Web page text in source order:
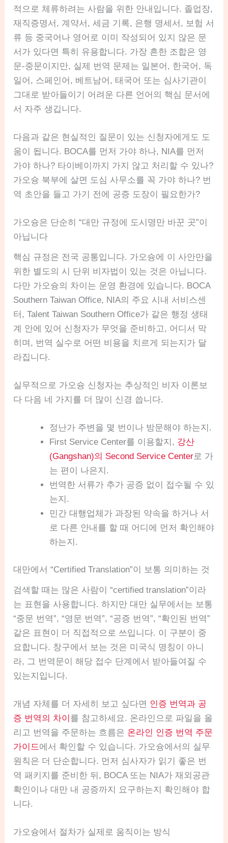
적으로 체류하려는 사람을 위한 안내입니다. 졸업장,
재직증명서, 계약서, 세금 기록, 은행 명세서, 보험 서
류 등 중국어나 영어로 이미 작성되어 있지 않은 문
서가 있다면 특히 유용합니다. 가장 흔한 조합은 영
문-중문이지만, 실제 번역 문제는 일본어, 한국어, 독
일어, 스페인어, 베트남어, 태국어 또는 심사기관이
그대로 받아들이기 어려운 다른 언어의 핵심 문서에
서 자주 생깁니다.
다음과 같은 현실적인 질문이 있는 신청자에게도 도
움이 됩니다. BOCA를 먼저 가야 하나, NIA를 먼저
가야 하나? 타이베이까지 가지 않고 처리할 수 있나?
가오슝 북부에 살면 도심 사무소를 꼭 가야 하나? 번
역 초안을 들고 가기 전에 공증 도장이 필요한가?
가오슝은 단순히 “대만 규정에 도시명만 바꾼 곳”이
아닙니다
핵심 규정은 전국 공통입니다. 가오슝에 이 사안만을
위한 별도의 시 단위 비자법이 있는 것은 아닙니다.
다만 가오슝의 차이는 운영 환경에 있습니다. BOCA
Southern Taiwan Office, NIA의 주요 시내 서비스센
터, Talent Taiwan Southern Office가 같은 행정 생태
계 안에 있어 신청자가 무엇을 준비하고, 어디서 막
히며, 번역 실수로 어떤 비용을 치르게 되는지가 달
라집니다.
실무적으로 가오슝 신청자는 추상적인 비자 이론보
다 다음 네 가지를 더 많이 신경 씁니다.
정난가 주변을 몇 번이나 방문해야 하는지.
First Service Center를 이용할지, 강산
(Gangshan)의 Second Service Center로 가
는 편이 나은지.
번역한 서류가 추가 공증 없이 접수될 수 있
는지.
민간 대행업체가 과장된 약속을 하거나 서
로 다른 안내를 할 때 어디에 먼저 확인해야
하는지.
대만에서 “Certified Translation”이 보통 의미하는 것
검색할 때는 많은 사람이 “certified translation”이라
는 표현을 사용합니다. 하지만 대만 실무에서는 보통
“중문 번역”, “영문 번역”, “공증 번역”, “확인된 번역”
같은 표현이 더 직접적으로 쓰입니다. 이 구분이 중
요합니다. 창구에서 보는 것은 미국식 명칭이 아니
라, 그 번역문이 해당 접수 단계에서 받아들여질 수
있는지입니다.
개념 자체를 더 자세히 보고 싶다면 인증 번역과 공
증 번역의 차이 를 참고하세요. 온라인으로 파일을 올
리고 번역을 주문하는 흐름은 온라인 인증 번역 주문
가이드에서 확인할 수 있습니다. 가오슝에서의 실무
원칙은 더 단순합니다. 먼저 심사자가 읽기 좋은 번
역 패키지를 준비한 뒤, BOCA 또는 NIA가 재외공관
확인이나 대만 내 공증까지 요구하는지 확인해야 합
니다.
가오슝에서 절차가 실제로 움직이는 방식